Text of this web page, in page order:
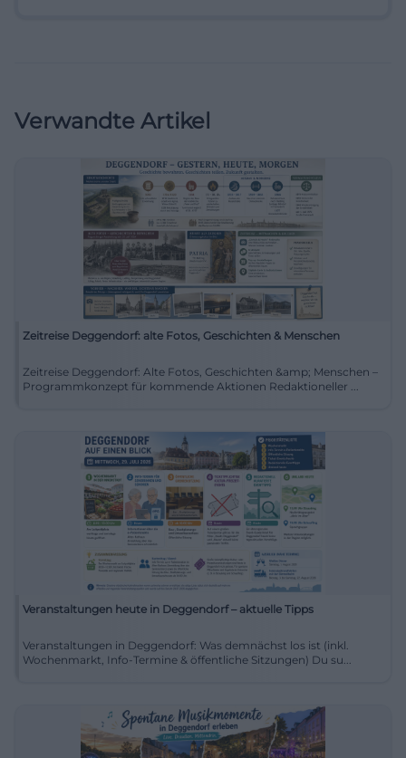
Verwandte Artikel
Zeitreise Deggendorf: alte Fotos, Geschichten & Menschen
Zeitreise Deggendorf: Alte Fotos, Geschichten &amp; Menschen –
Programmkonzept für kommende Aktionen Redaktioneller ...
Veranstaltungen heute in Deggendorf – aktuelle Tipps
Veranstaltungen in Deggendorf: Was demnächst los ist (inkl.
Wochenmarkt, Info-Termine & öffentliche Sitzungen) Du su...